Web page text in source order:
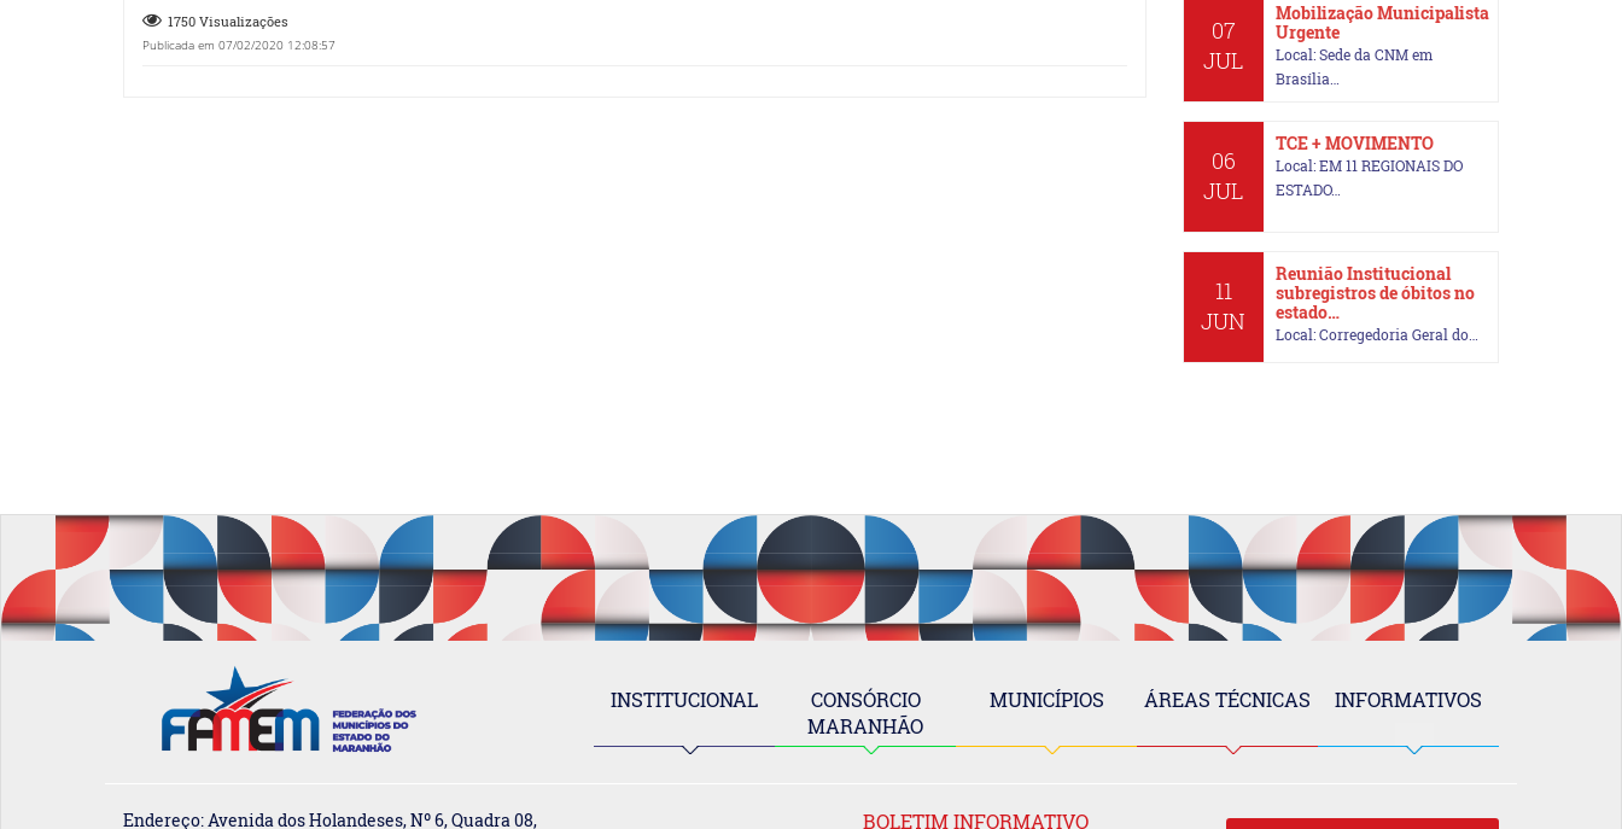
1750 Visualizações
Publicada em 07/02/2020 12:08:57
07
JUL
Mobilização Municipalista
Urgente
Local: Sede da CNM em
Brasília…
06
JUL
TCE + MOVIMENTO
Local: EM 11 REGIONAIS DO
ESTADO…
11
JUN
Reunião Institucional
subregistros de óbitos no
estado…
Local: Corregedoria Geral do…
INSTITUCIONAL
CONSÓRCIO
MARANHÃO
MUNICÍPIOS ÁREAS TÉCNICAS INFORMATIVOS
Endereço: Avenida dos Holandeses, Nº 6, Quadra 08, BOLETIM INFORMATIVO